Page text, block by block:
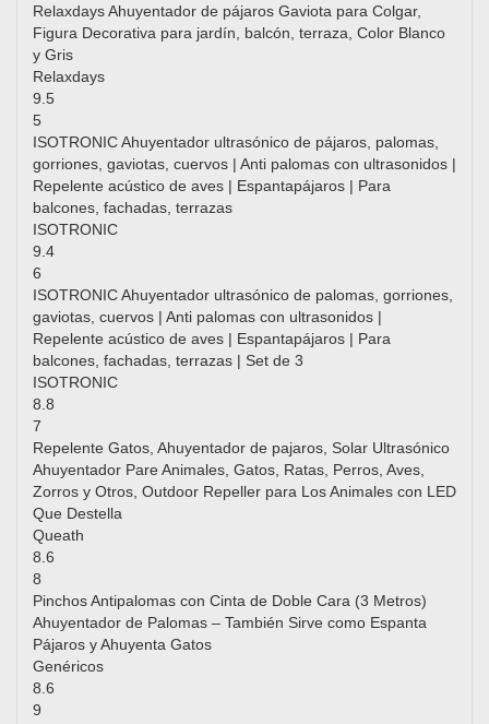
Relaxdays Ahuyentador de pájaros Gaviota para Colgar,
Figura Decorativa para jardín, balcón, terraza, Color Blanco
y Gris
Relaxdays
9.5
5
ISOTRONIC Ahuyentador ultrasónico de pájaros, palomas,
gorriones, gaviotas, cuervos | Anti palomas con ultrasonidos |
Repelente acústico de aves | Espantapájaros | Para
balcones, fachadas, terrazas
ISOTRONIC
9.4
6
ISOTRONIC Ahuyentador ultrasónico de palomas, gorriones,
gaviotas, cuervos | Anti palomas con ultrasonidos |
Repelente acústico de aves | Espantapájaros | Para
balcones, fachadas, terrazas | Set de 3
ISOTRONIC
8.8
7
Repelente Gatos, Ahuyentador de pajaros, Solar Ultrasónico
Ahuyentador Pare Animales, Gatos, Ratas, Perros, Aves,
Zorros y Otros, Outdoor Repeller para Los Animales con LED
Que Destella
Queath
8.6
8
Pinchos Antipalomas con Cinta de Doble Cara (3 Metros)
Ahuyentador de Palomas – También Sirve como Espanta
Pájaros y Ahuyenta Gatos
Genéricos
8.6
9